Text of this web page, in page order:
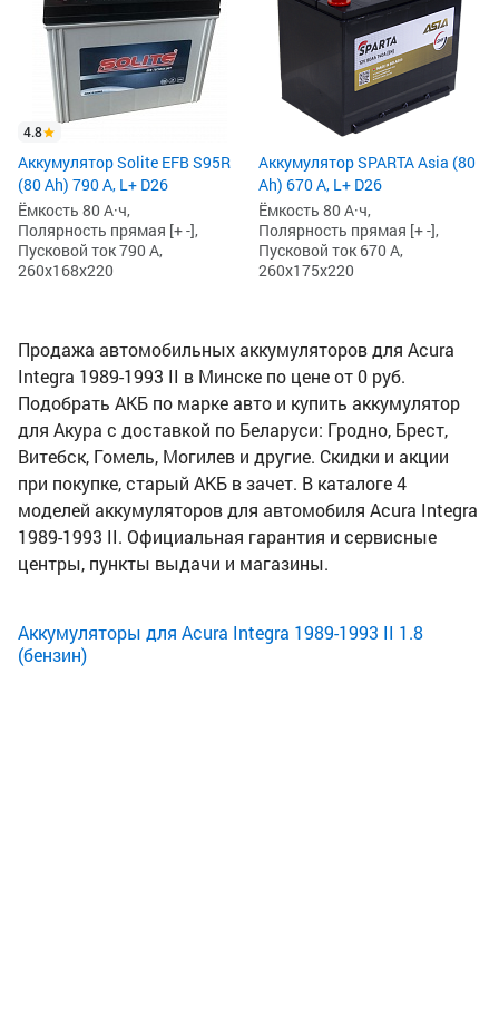
4.8
Аккумулятор Solite EFB S95R
(80 Ah) 790 А, L+ D26
Ёмкость 80 А·ч,
Полярность прямая [+ -],
Пусковой ток 790 А,
260x168x220
Аккумулятор SPARTA Asia (80
Ah) 670 А, L+ D26
Ёмкость 80 А·ч,
Полярность прямая [+ -],
Пусковой ток 670 А,
260x175x220
Продажа автомобильных аккумуляторов для Acura
Integra 1989-1993 II в Минске по цене от 0 руб.
Подобрать АКБ по марке авто и купить аккумулятор
для Акура с доставкой по Беларуси: Гродно, Брест,
Витебск, Гомель, Могилев и другие. Скидки и акции
при покупке, старый АКБ в зачет. В каталоге 4
моделей аккумуляторов для автомобиля Acura Integra
1989-1993 II. Официальная гарантия и сервисные
центры, пункты выдачи и магазины.
Аккумуляторы для Acura Integra 1989-1993 II 1.8
(бензин)